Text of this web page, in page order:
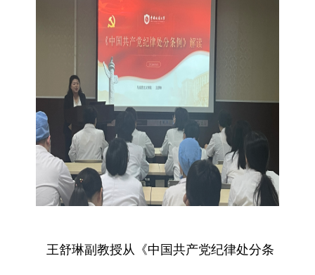
王舒琳副教授从《中国共产党纪律处分条